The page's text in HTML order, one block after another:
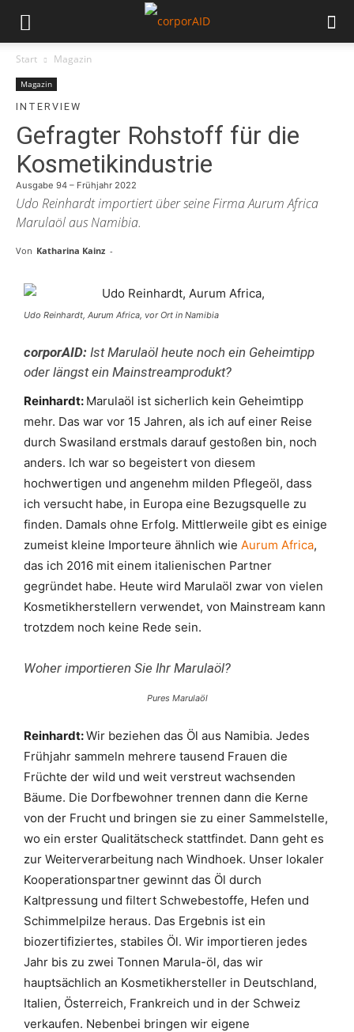
Start Magazin
Magazin
INTERVIEW
Gefragter Rohstoff für die
Kosmetikindustrie
Ausgabe 94 – Frühjahr 2022
Udo Reinhardt importiert über seine Firma Aurum Africa
Marulaöl aus Namibia.
Von Katharina Kainz -
Udo Reinhardt, Aurum Africa, vor Ort in Namibia
corporAID: Ist Marulaöl heute noch ein Geheimtipp
oder längst ein Mainstreamprodukt?
Reinhardt: Marulaöl ist sicherlich kein Geheimtipp
mehr. Das war vor 15 Jahren, als ich auf einer Reise
durch Swasiland erstmals darauf gestoßen bin, noch
anders. Ich war so begeistert von diesem
hochwertigen und angenehm milden Pflegeöl, dass
ich versucht habe, in Europa eine Bezugsquelle zu
finden. Damals ohne Erfolg. Mittlerweile gibt es einige
zumeist kleine Importeure ähnlich wie Aurum Africa,
das ich 2016 mit einem italienischen Partner
gegründet habe. Heute wird Marulaöl zwar von vielen
Kosmetikherstellern verwendet, von Mainstream kann
trotzdem noch keine Rede sein.
Woher importieren Sie Ihr Marulaöl?
Pures Marulaöl
Reinhardt:Wir beziehen das Öl aus Namibia. Jedes
Frühjahr sammeln mehrere tausend Frauen die
Früchte der wild und weit verstreut wachsenden
Bäume. Die Dorfbewohner trennen dann die Kerne
von der Frucht und bringen sie zu einer Sammelstelle,
wo ein erster Qualitätscheck stattfindet. Dann geht es
zur Weiterverarbeitung nach Windhoek. Unser lokaler
Kooperationspartner gewinnt das Öl durch
Kaltpressung und filtert Schwebestoffe, Hefen und
Schimmelpilze heraus. Das Ergebnis ist ein
biozertifiziertes, stabiles Öl. Wir importieren jedes
Jahr bis zu zwei Tonnen Marula-öl, das wir
hauptsächlich an Kosmetikhersteller in Deutschland,
Italien, Österreich, Frankreich und in der Schweiz
verkaufen. Nebenbei bringen wir eigene